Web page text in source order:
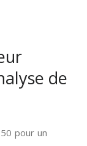
de
pour un